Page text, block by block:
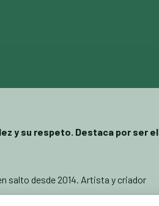
y su respeto. Destaca por ser el
salto desde 2014. Artista y criador
su fuerza en la espalda, su